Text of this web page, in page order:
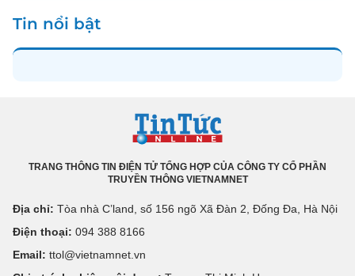
Tin nổi bật
TRANG THÔNG TIN ĐIỆN TỬ TỔNG HỢP CỦA CÔNG TY CỔ PHẦN
TRUYỀN THÔNG VIETNAMNET
Địa chỉ: Tòa nhà C’land, số 156 ngõ Xã Đàn 2, Đống Đa, Hà Nội
Điện thoại: 094 388 8166
Email: ttol@vietnamnet.vn